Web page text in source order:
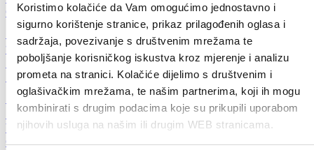
Koristimo kolačiće da Vam omogućimo jednostavno i
sigurno korištenje stranice, prikaz prilagođenih oglasa i
sadržaja, povezivanje s društvenim mrežama te
poboljšanje korisničkog iskustva kroz mjerenje i analizu
prometa na stranici. Kolačiće dijelimo s društvenim i
oglašivačkim mrežama, te našim partnerima, koji ih mogu
kombinirati s drugim podacima koje su prikupili uporabom
njihovih usluga na našim ili drugim WEB stranicama.
Ostalo
Maslac od oraha
100% namazi iz orašastih plodova
Slatki namazi od orašastih plodova
Proteinski namazi od orašastih plodova
Superfood
Zelena superhrana
Vlakna
Ostala superhrana